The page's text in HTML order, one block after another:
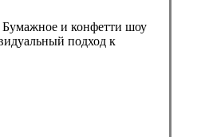
Бумажное и конфетти шоу
подход к